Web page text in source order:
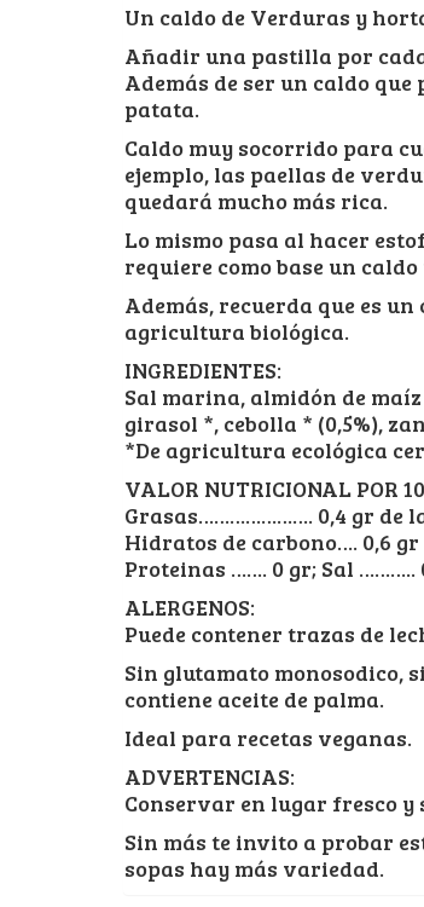
Un caldo de Verduras y
Añadir una pastilla por
Además de ser un caldo
patata.
Caldo muy socorrido para
ejemplo, las paellas de
quedará mucho más rica.
Lo mismo pasa al hacer
requiere como base un
Además, recuerda que es
agricultura biológica.
INGREDIENTES:
Sal marina, almidón de
girasol *, cebolla * (0,5%),
*De agricultura ecológica
VALOR NUTRICIONAL
Grasas…………………. 0,4 gr de
Hidratos de carbono…. 0,6
Proteinas ……. 0 gr; Sal ………..
ALERGENOS:
Puede contener trazas de
Sin glutamato monosodico,
contiene aceite de palma.
Ideal para recetas veganas.
ADVERTENCIAS:
Conservar en lugar fresco y
Sin más te invito a probar
sopas hay más variedad.